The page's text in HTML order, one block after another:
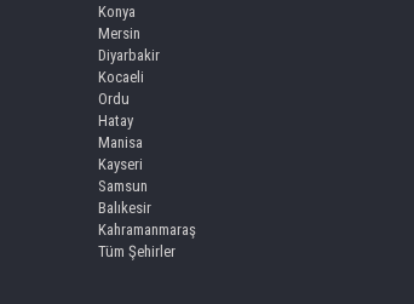
Konya
Mersin
Diyarbakir
Kocaeli
Ordu
Hatay
Manisa
Kayseri
Samsun
Balıkesir
Kahramanmaraş
Tüm Şehirler